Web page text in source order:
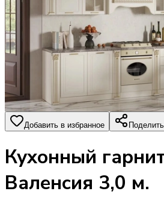
Добавить в избранное
Кухонный
Валенсия 3,0 м.